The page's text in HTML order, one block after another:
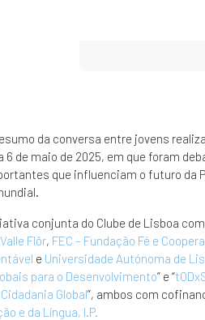
da conversa entre jovens
6 de maio de 2025, em que foram
que influenciam o futuro da
conjunta do Clube de Lisboa
Flôr, FEC – Fundação Fé e
e Universidade Autónoma de
para o Desenvolvimento” e “
Global”, ambos com
e da Língua, I.P.